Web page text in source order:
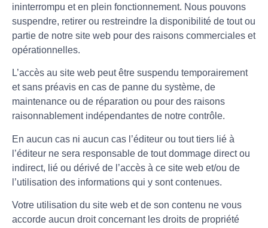
ininterrompu et en plein fonctionnement. Nous pouvons
suspendre, retirer ou restreindre la disponibilité de tout ou
partie de notre site web pour des raisons commerciales et
opérationnelles.
L’accès au site web peut être suspendu temporairement
et sans préavis en cas de panne du système, de
maintenance ou de réparation ou pour des raisons
raisonnablement indépendantes de notre contrôle.
En aucun cas ni aucun cas l’éditeur ou tout tiers lié à
l’éditeur ne sera responsable de tout dommage direct ou
indirect, lié ou dérivé de l’accès à ce site web et/ou de
l’utilisation des informations qui y sont contenues.
Votre utilisation du site web et de son contenu ne vous
accorde aucun droit concernant les droits de propriété